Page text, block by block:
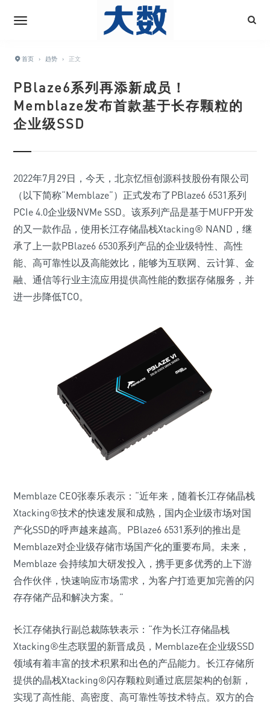
首页 › 趋势 › 正文
PBlaze6系列再添新成员！
Memblaze发布首款基于长存颗粒的
企业级SSD
2022年7月29日，今天，北京忆恒创源科技股份有限公司
（以下简称“Memblaze”）正式发布了PBlaze6 6531系列
PCIe 4.0企业级NVMe SSD。该系列产品是基于MUFP开发
的又一款作品，使用长江存储晶栈Xtacking® NAND，继
承了上一款PBlaze6 6530系列产品的企业级特性、高性
能、高可靠性以及高能效比，能够为互联网、云计算、金
融、通信等行业主流应用提供高性能的数据存储服务，并
进一步降低TCO。
Memblaze CEO张泰乐表示：“近年来，随着长江存储晶栈
Xtacking®技术的快速发展和成熟，国内企业级市场对国
产化SSD的呼声越来越高。PBlaze6 6531系列的推出是
Memblaze对企业级存储市场国产化的重要布局。未来，
Memblaze 会持续加大研发投入，携手更多优秀的上下游
合作伙伴，快速响应市场需求，为客户打造更加完善的闪
存存储产品和解决方案。”
长江存储执行副总裁陈轶表示：“作为长江存储晶栈
Xtacking®生态联盟的新晋成员，Memblaze在企业级SSD
领域有着丰富的技术积累和出色的产品能力。长江存储所
提供的晶栈Xtacking®闪存颗粒则通过底层架构的创新，
实现了高性能、高密度、高可靠性等技术特点。双方的合